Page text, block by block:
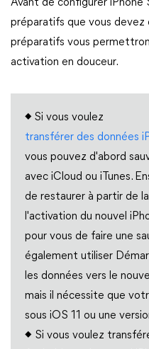
Avant de configurer iPhone
préparatifs que vous devez
préparatifs vous
activation en douceur.
◆ Si vous voulez
transférer des données
vous pouvez d'abord
avec iCloud ou iTunes.
de restaurer à partir de
l'activation du nouvel
pour vous de faire une
également utiliser
les données vers le
mais il nécessite que
sous iOS 11 ou une
◆ Si vous voulez